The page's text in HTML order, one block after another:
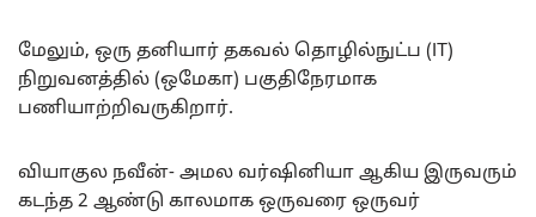
மேலும், ஒரு தனியார் தகவல் தொழில்நுட்ப (IT)
நிறுவனத்தில் (ஒமேகா) பகுதிநேரமாக
பணியாற்றிவருகிறார்.
வியாகுல நவீன்- அமல வர்ஷினியா ஆகிய இருவரும்
கடந்த 2 ஆண்டு காலமாக ஒருவரை ஒருவர்